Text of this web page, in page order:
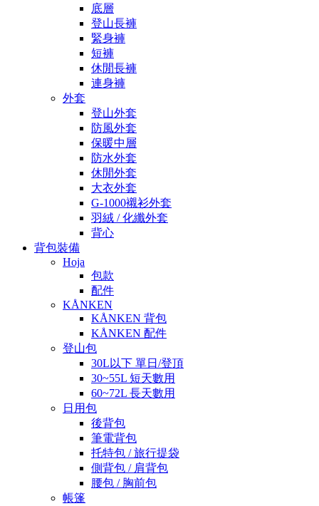
底層
登山長褲
緊身褲
短褲
休閒長褲
連身褲
外套
登山外套
防風外套
保暖中層
防水外套
休閒外套
大衣外套
G-1000襯衫外套
羽絨 / 化纖外套
背心
背包裝備
Hoja
包款
配件
KÅNKEN
KÅNKEN 背包
KÅNKEN 配件
登山包
30L以下 單日/登頂
30~55L 短天數用
60~72L 長天數用
日用包
後背包
筆電背包
托特包 / 旅行提袋
側背包 / 肩背包
腰包 / 胸前包
帳篷